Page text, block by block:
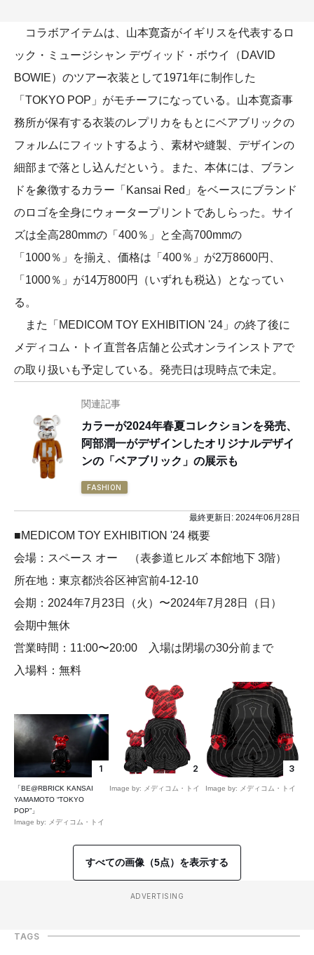
コラボアイテムは、山本寛斎がイギリスを代表するロ
ック・ミュージシャン デヴィッド・ボウイ（DAVID
BOWIE）のツアー衣装として1971年に制作した
「TOKYO POP」がモチーフになっている。山本寛斎事
務所が保有する衣装のレプリカをもとにベアブリックの
フォルムにフィットするよう、素材や縫製、デザインの
細部まで落とし込んだという。また、本体には、ブラン
ドを象徴するカラー「Kansai Red」をベースにブランド
のロゴを全身にウォータープリントであしらった。サイ
ズは全高280mmの「400％」と全高700mmの
「1000％」を揃え、価格は「400％」が2万8600円、
「1000％」が14万800円（いずれも税込）となってい
る。
また「MEDICOM TOY EXHIBITION '24」の終了後に
メディコム・トイ直営各店舗と公式オンラインストアで
の取り扱いも予定している。発売日は現時点で未定。
関連記事
カラーが2024年春夏コレクションを発売、
阿部潤一がデザインしたオリジナルデザイ
ンの「ベアブリック」の展示も
FASHION
最終更新日: 2024年06月28日
■MEDICOM TOY EXHIBITION '24 概要
会場：スペース オー （表参道ヒルズ 本館地下 3階）
所在地：東京都渋谷区神宮前4-12-10
会期：2024年7月23日（火）〜2024年7月28日（日）
会期中無休
営業時間：11:00〜20:00 入場は閉場の30分前まで
入場料：無料
1
「BE@RBRICK KANSAI
YAMAMOTO “TOKYO
POP”」
Image by: メディコム・トイ
2
Image by: メディコム・トイ
3
Image by: メディコム・トイ
すべての画像（5点）を表示する
ADVERTISING
TAGS